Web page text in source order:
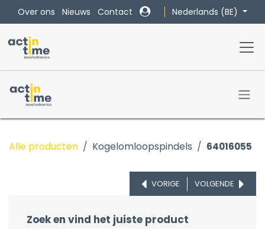
Overslaan naar inhoud
Over ons Nieuws Contact Nederlands (BE)
Alle producten Kogelomloopspindels 64016055
VORIGE VOLGENDE
Zoek en vind het juiste product